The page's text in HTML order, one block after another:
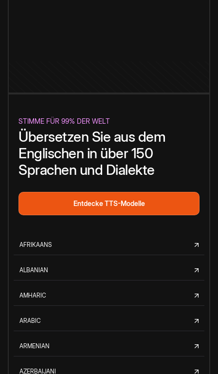
STIMME FÜR 99% DER WELT
Übersetzen Sie aus dem
Englischen in über 150
Sprachen und Dialekte
Entdecke TTS-Modelle
AFRIKAANS
ALBANIAN
AMHARIC
ARABIC
ARMENIAN
AZERBAIJANI